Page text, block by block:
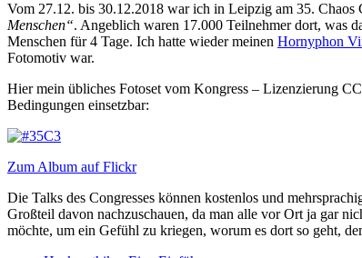
Vom 27.12. bis 30.12.2018 war ich in Leipzig am 35.
Menschen“. Angeblich waren 17.000 Teilnehmer dort, was
Menschen für 4 Tage. Ich hatte wieder meinen Hornyphon
Fotomotiv war.
Hier mein übliches Fotoset vom Kongress – Lizenzierung
Bedingungen einsetzbar:
Zum Album auf Flickr
Die Talks des Congresses können kostenlos und
Großteil davon nachzuschauen, da man alle vor Ort ja gar
möchte, um ein Gefühl zu kriegen, worum es dort so geht,